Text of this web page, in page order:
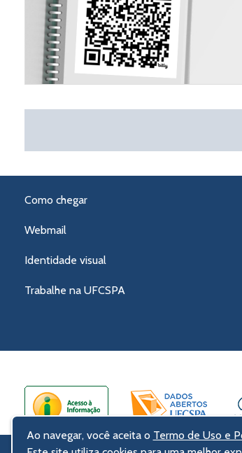
Como chegar
Webmail
Identidade visual
Trabalhe na UFCSPA
Ao navegar, você aceita o Termo de Uso e